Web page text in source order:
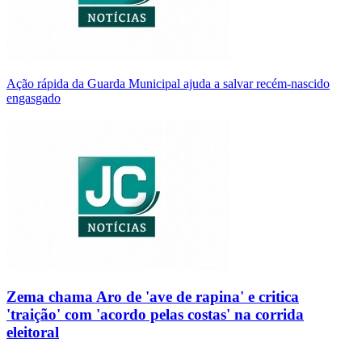
Ação rápida da Guarda Municipal ajuda a salvar recém-nascido
engasgado
Zema chama Aro de 'ave de rapina' e critica
'traição' com 'acordo pelas costas' na corrida
eleitoral